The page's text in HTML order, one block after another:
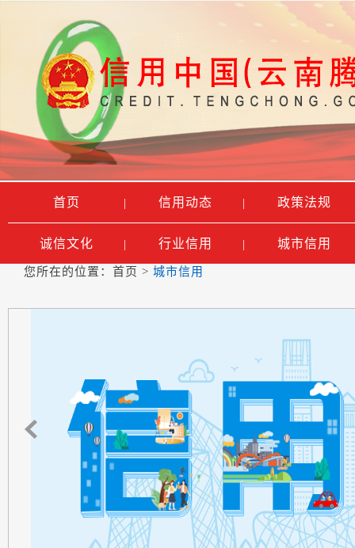
首页 | 信用动态 | 政策法规
诚信文化 | 行业信用 | 城市信用
您所在的位置： 首页 > 城市信用